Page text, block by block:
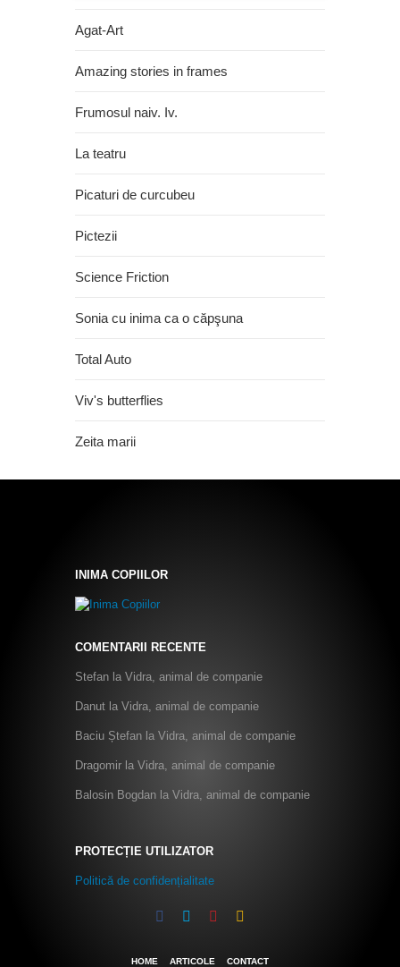
Agat-Art
Amazing stories in frames
Frumosul naiv. Iv.
La teatru
Picaturi de curcubeu
Pictezii
Science Friction
Sonia cu inima ca o căpşuna
Total Auto
Viv's butterflies
Zeita marii
INIMA COPIILOR
COMENTARII RECENTE
Stefan la Vidra, animal de companie
Danut la Vidra, animal de companie
Baciu Ștefan la Vidra, animal de companie
Dragomir la Vidra, animal de companie
Balosin Bogdan la Vidra, animal de companie
PROTECȚIE UTILIZATOR
Politică de confidențialitate
HOME ARTICOLE CONTACT